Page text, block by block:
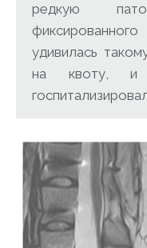
редкую
удивилась
на квоту,